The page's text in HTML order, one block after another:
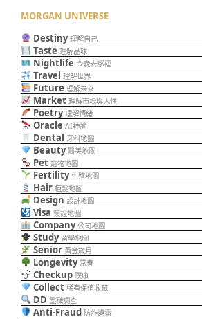
MORGAN UNIVERSE
Destiny 理解自己
Taste 理解品味
Nightlife 今晚去哪裡
Travel 理解世界
Future 理解未來
Market 理解市場與人性
Poetry 理解情緒
Oracle AI神諭
Dental 牙科地圖
Beauty 醫美地圖
Pet 寵物地圖
Fertility 生殖地圖
Hair 植髮地圖
Design 設計地圖
Visa 簽證地圖
Company 公司地圖
Study 留學地圖
Senior 黃金歲月
Longevity 常春
Checkup 璞康
Collect 稀有保值收藏
DD 盡職調查
Anti-Fraud 防詐避雷